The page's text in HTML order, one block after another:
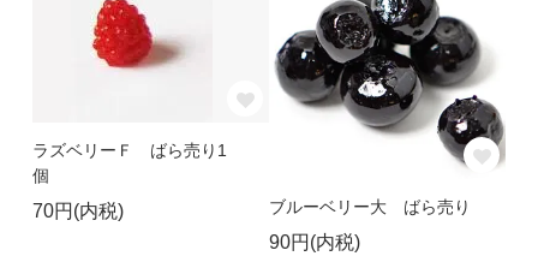
ラズベリーＦ ばら売り1
個
70円(内税) ブルーベリー大 ばら売り
90円(内税)